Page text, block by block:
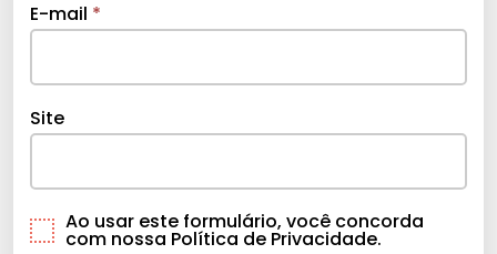
E-mail *
Site
Ao usar este formulário, você concorda
com nossa Política de Privacidade.